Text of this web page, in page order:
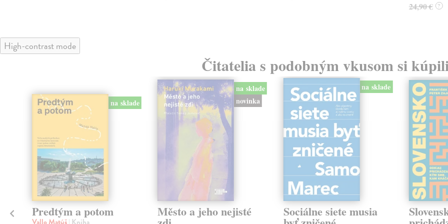
24,90 € ?
High-contrast mode
Čitatelia s podobným vkusom si
na sklade
Predtým a potom
na sklade
novinka
Město a jeho nejisté
na sklade
Sociálne siete musia